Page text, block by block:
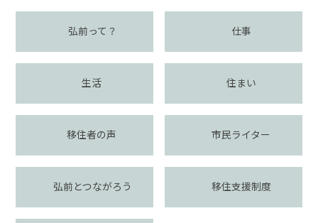
弘前って？ 仕事
生活 住まい
移住者の声 市民ライター
弘前とつながろう 移住支援制度